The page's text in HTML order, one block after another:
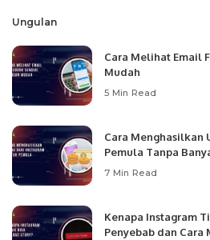
Ungulan
Cara Melihat Email
Mudah
5 Min Read
Cara Menghasilkan
Pemula Tanpa
7 Min Read
Kenapa Instagram
Penyebab dan Cara